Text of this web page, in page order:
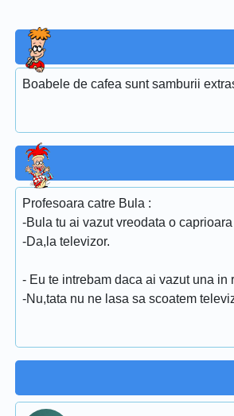
Boabele de cafea sunt samburii
Profesoara catre Bula :
-Bula tu ai vazut vreodata o
-Da,la televizor.
- Eu te intrebam daca ai vazut una in
-Nu,tata nu ne lasa sa scoatem